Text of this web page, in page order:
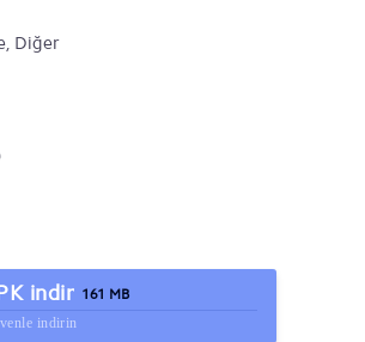
Diğer
indir 161 MB
indirin